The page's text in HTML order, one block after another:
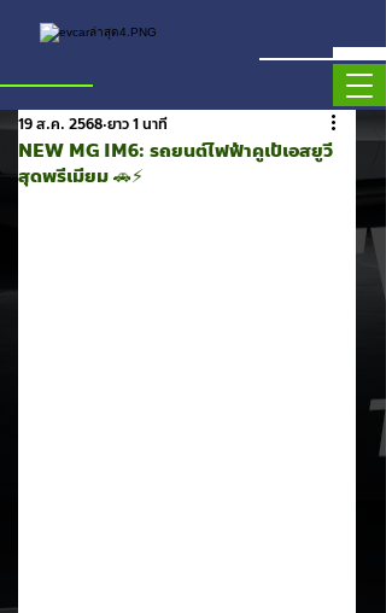
NEW MG IM6: รถยนต์ไฟฟ้าคูเป้เอสยูวี
สุดพรีเมียม 🚗⚡️
19 ส.ค. 2568 ยาว 1 นาที